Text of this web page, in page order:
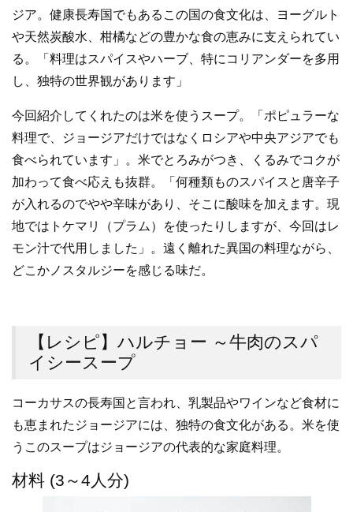
ジア。健康長寿国でもあるこの国の食文化は、ヨーグルト
や天然炭酸水、柑橘などの豊かな食の恵みに支えられてい
る。「料理はスパイスやハーブ、特にコリアンダーを多用
し、独特の世界観があります」
今回紹介してくれたのは米を使うスープ。「ポピュラーな
料理で、ジョージアだけではなくロシアや中央アジアでも
食べられています」。米でとろみがつき、くるみでコクが
加わって食べ応えも抜群。「何種類ものスパイスと唐辛子
が入れるのでやや辛味があり、そこに酸味を加えます。現
地ではトケマリ（プラム）を使ったりしますが、今回はレ
モン汁で代用しました」。遠く離れた異国の料理ながら、
どこかノスタルジーを感じる味だ。
【レシピ】ハルチョー ～牛肉のスパ
イシースープ
コーカサスの長寿国と言われ、乳製品やワインなど食材に
も恵まれたジョージアには、独特の食文化がある。米を使
うこのスープはジョージアの代表的な家庭料理。
材料 (3～4人分)